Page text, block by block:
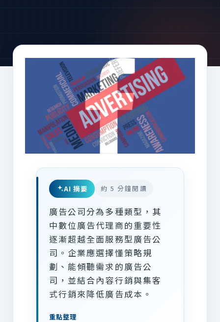
AI 摘要 約 5 分鐘閱讀
廣告公司分為多種類型，其
中數位廣告代理商的重要性
逐漸超越全面服務型廣告公
司。企業應選擇懂策略規
劃、能傾聽需求的廣告公
司，並結合內容行銷與集客
式行銷來降低廣告成本。
重點整理